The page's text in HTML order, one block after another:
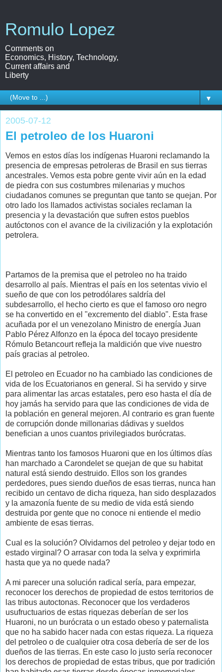
Romulo Lopez
Comments on
Economics, History, Technology,
Current affairs and
Liberty
▼
2005-07-12
El petroleo de los Huaroni
Vemos en estos días los indígenas Huaroni reclamando la
presencia de empresas petroleras de Brasil en sus tierras
ancestrales. Vemos esta pobre gente vivir aún en la edad
de piedra con sus costumbres milenarias y muchos
ciudadanos comunes se preguntan que tanto se quejan. Por
otro lado los llamados activistas sociales reclaman la
presencia y la devastación que sufren estos pueblos
autóctonos con el avance de la civilización y la explotación
petrolera.
Partamos de la premisa que el petroleo no ha traido
desarrollo al país. Mientras el país en los setentas vivio el
sueño de que con los petrodólares saldría del
subdesarrollo, el hecho cierto es que el famoso oro negro
se ha convertido en el "excremento del diablo". Esta frase
acuñada por el un venezolano Ministro de energía Juan
Pablo Pérez Alfonzo en la época del tocayo presidente
Rómulo Betancourt refleja la maldición que vive nuestro
país gracias al petroleo.
El petroleo en Ecuador no ha cambiado las condiciones de
vida de los Ecuatorianos en general. Si ha servido y sirve
para alimentar las arcas estatales, pero eso hasta el día de
hoy jamás ha servido para que las condiciones de vida de
la población en general mejoren. Al contrario es gran fuente
de corrupción donde millonarias dádivas y sueldos
benefician a unos cuantos privilegiados burócratas.
Mientras tanto los famosos Huaroni que en los últimos días
han marchado a Carondelet se quejan de que su habitat
natural está siendo destruido. Ellos son los grandes
perdedores, pues siendo dueños de esas tierras, nunca han
recibido un centavo de dicha riqueza, han sido desplazados
y la amazonía fuente de su medio de vida está siendo
destruida por gente que no conoce ni entiende el medio
ambiente de esas tierras.
Cual es la solución? Olvidarnos del petroleo y dejar todo en
estado virginal? O arrasar con toda la selva y exprimirla
hasta que ya no quede nada?
A mi parecer una solución radical sería, para empezar,
reconocer los derechos de propiedad de estos territorios de
las tribus autoctonas. Reconocer que los verdaderos
usufructuarios de estas riquezas deberían de ser los
Huaroni, no un burócrata o un estado obeso y paternalista
que no ha sabido hacer nada con estas riqueza. La riqueza
del petroleo o de cualquier otra cosa debería de ser de los
dueños de las tierras. En este caso lo justo sería reconocer
los derechos de propiedad de estas tribus, que por tradición